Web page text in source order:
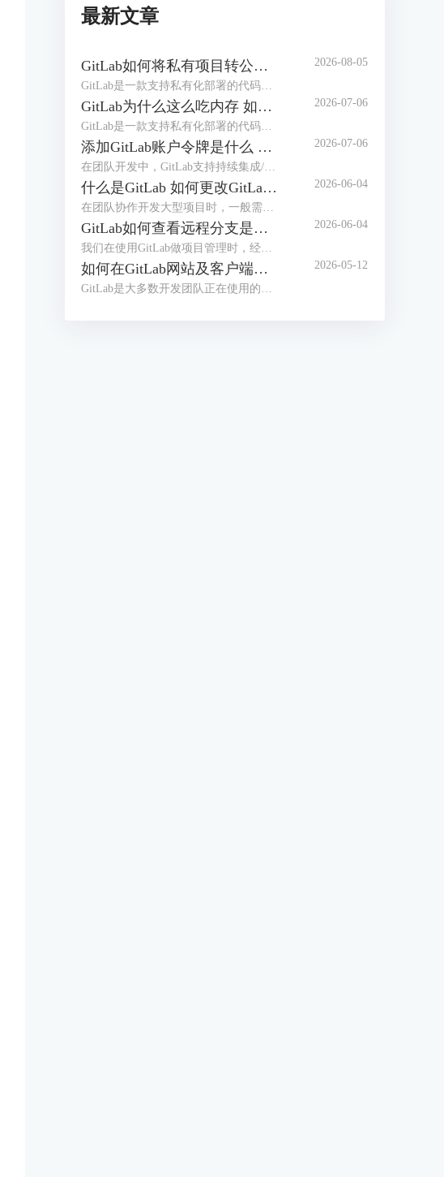
最新文章
GitLab如何将私有项目转公开项目 GitLab如何将项目移到组中
GitLab是一款支持私有化部署的代码管理和协作平台，在实际工作中，创建项目仓库可能设置成了私有仓库，后期可能需要将其转为公共项目。或者随着项目团队扩张、部门调整，导致项目仓库杂乱，可以按照开发团队创建【组】，方便统一管理。下面本文将为大家介绍GitLab如何将私有项目转公开项目，GitLab如何将项目移到组中的相关内容。
2026-08-05
GitLab为什么这么吃内存 如何解决GitLab内存占用过大的问题
GitLab是一款支持私有化部署的代码托管平台，在日常使用时，可能会遇到GitLab的服务器内存占用率高，导致团队成员在提交代码、执行CI/CD构建时，GitLab页面加载卡顿、响应超时，在提交代码的高峰期、严重影响提交效率，甚至可能导致无法正常拉取、提交代码。本文将为大家介绍GitLab为什么这么吃内存，如何解决GitLab内存占用过大的问题的相关内容。
2026-07-06
添加GitLab账户令牌是什么 GitLab如何设置令牌
在团队开发中，GitLab支持持续集成/部署，并且支持本地私有化部署，是很多开发团队正在使用的代码管理工具。员工在使用GitLab拉取代码时，配置令牌可以免密登录，更加安全高效。那么GitLab令牌是什么，怎么设置令牌呢？本文将为大家介绍添加GitLab账户令牌是什么，GitLab如何设置令牌的相关内容。
2026-07-06
什么是GitLab 如何更改GitLab的初始密码
在团队协作开发大型项目时，一般需要使用项目管理工具，比较常用的是Gitee、GitLab等，如果对项目安全性要求较高，需要私有化部署，建议部署GitLab后团队之间使用。很多用户并不知道GitLab是什么，初次拿到GitLab账号后怎么修改初始化密码呢？本文将为大家介绍什么是GitLab，如何更改GitLab的初始密码的相关内容。
2026-06-04
GitLab如何查看远程分支是基于哪个分支创建的 GitLab怎么切换当前开发分支
我们在使用GitLab做项目管理时，经常会创建多个分支。合理的分支体系能够保证项目顺利推进，在使用分支时，我们需要知道远程分支的创建源头，从而知道代码之间的关系，避免合并冲突。拉取代码后，需要切换到指定分支开发，应该怎么切换分支呢？本文将为大家介绍GitLab如何查看远程分支是基于哪个分支创建的，GitLab怎么切换当前开发分支的相关内容。
2026-06-04
如何在GitLab网站及客户端同步修改个人密码 客户端怎么免密拉取代码
GitLab是大多数开发团队正在使用的开发工具，很多用户想要在开发工具（例如IDEA）中登录GitLab账户，从而可以快速拉取代码。如果GitLab网站修改了密码，怎么能实现开发工具客户端同步修改呢？每次拉取代码都需要输入密码的情况下，怎么做到免密拉取代码呢？本文将为大家介绍如何在GitLab网站及客户端同步修改个人密码，客户端怎么免密拉取代码的相关内容。
2026-05-12